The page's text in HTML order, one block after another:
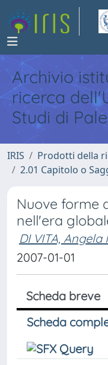
Archivio
ricerca
Studi di
IRIS Prodotti della
2.01 Capitolo o
Nuove forme
nell'era
DI VITA, Angela
2007-01-01
Scheda breve
Scheda